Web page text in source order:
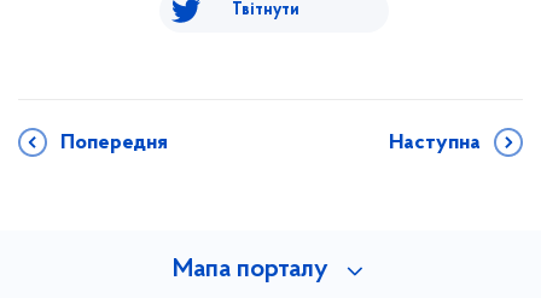
Твітнути
Попередня Наступна
Мапа порталу